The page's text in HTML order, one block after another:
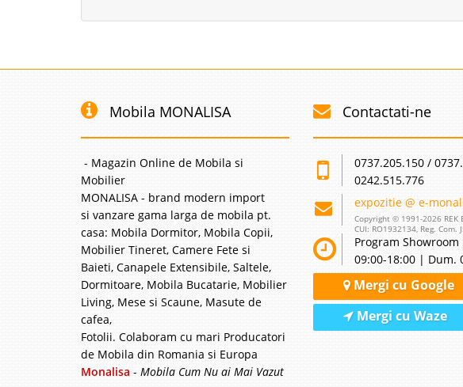
Mobila MONALISA
- Magazin Online de Mobila si
Mobilier
MONALISA - brand modern import
si vanzare gama larga de mobila pt.
casa: Mobila Dormitor, Mobila Copii,
Mobilier Tineret, Camere Fete si
Baieti, Canapele Extensibile, Saltele,
Dormitoare, Mobila Bucatarie, Mobilier
Living, Mese si Scaune, Masute de
cafea,
Fotolii. Colaboram cu mari Producatori
de Mobila din Romania si Europa
Monalisa - Mobila Cum Nu ai Mai Vazut
Contactati-ne
0737.205.150 /
0242.515.776
expozitie @ e-
Copyright © 1991-2026 REK
CUI: RO1932134, Reg. Com.
Program Showroom
09:00-18:00 | Dum.
Mergi cu Google
Mergi cu Waze